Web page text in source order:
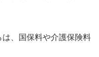
、国保料や介護保険料